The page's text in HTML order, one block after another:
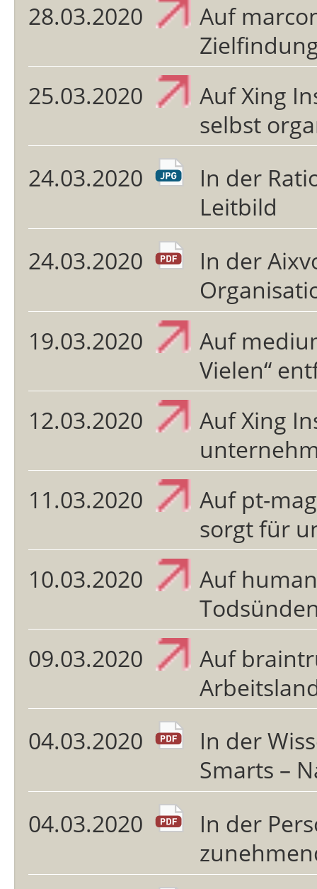
28.03.2020
Auf
25.03.2020
Auf Xing
selbst
24.03.2020
In der
Leitbild
24.03.2020
In der
19.03.2020
Auf
Vielen“
12.03.2020
Auf Xing
11.03.2020
Auf pt-
sorgt für
10.03.2020
Auf
09.03.2020
Auf
04.03.2020
In der
Smarts –
04.03.2020
In der